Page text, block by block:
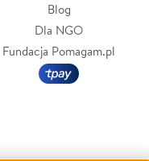
Blog
Dla NGO
Fundacja Pomagam.pl